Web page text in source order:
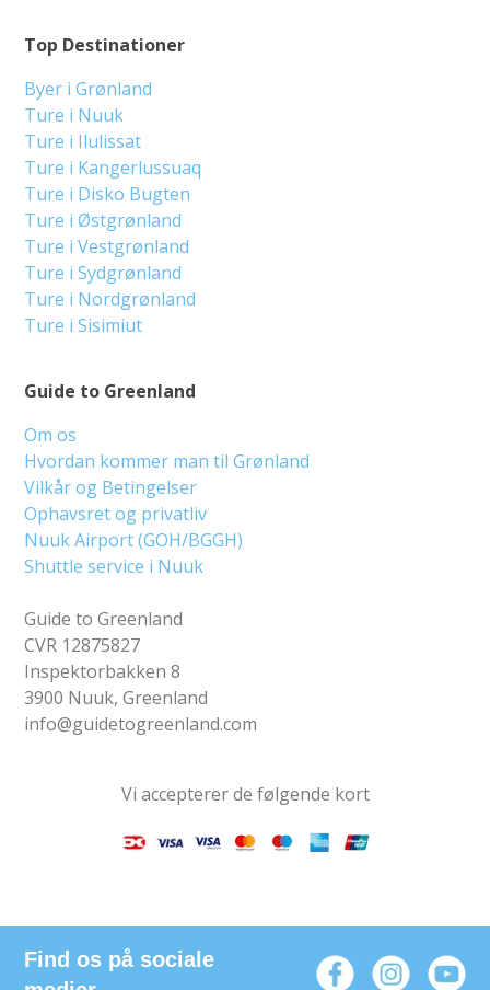
Guide to Greenland
Om os
Hvordan kommer man til Grønland
Vilkår og Betingelser
Ophavsret og privatliv
Nuuk Airport (GOH/BGGH)
Shuttle service i Nuuk
Guide to Greenland
CVR 12875827
Inspektorbakken 8
3900 Nuuk, Greenland
info@guidetogreenland.com
Top Destinationer
Byer i Grønland
Ture i Nuuk
Ture i Ilulissat
Ture i Kangerlussuaq
Ture i Disko Bugten
Ture i Østgrønland
Ture i Vestgrønland
Ture i Sydgrønland
Ture i Nordgrønland
Ture i Sisimiut
Vi accepterer de følgende kort
Find os på sociale